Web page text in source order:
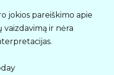
jokios pareiškimo apie
ir nėra